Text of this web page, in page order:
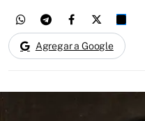
Agregar a Google